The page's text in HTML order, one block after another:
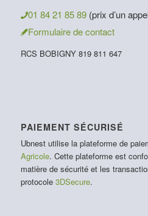
01 84 21 85 89 (prix d’un
Formulaire de contact
RCS BOBIGNY 819 811 647
PAIEMENT SÉCURISÉ
Ubnest utilise la plateforme de
Agricole. Cette plateforme est
matière de sécurité et les
protocole 3DSecure.